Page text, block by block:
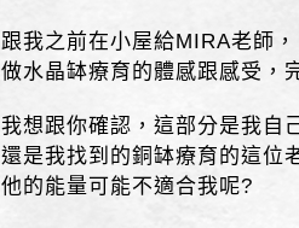
跟我之前在小屋給MIRA老師，
做水晶缽療育的體感跟感受，
我想跟你確認，這部分是我自
還是我找到的銅缽療育的這位
他的能量可能不適合我呢?